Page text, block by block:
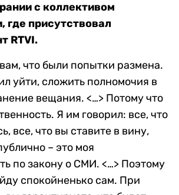
с коллективом
где присутствовал
RTVI.
что были попытки размена.
уйти, сложить полномочия в
вещания. <…> Потому что
Я им говорил: все, что
все, что вы ставите в вину,
– это моя
по закону о СМИ. <…> Поэтому
спокойненько сам. При